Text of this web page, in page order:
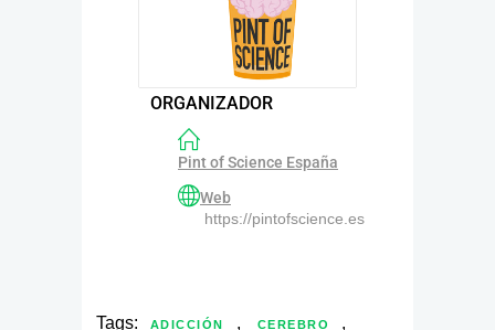
ORGANIZADOR
Pint of Science España
Web
https://pintofscience.es
Tags: ADICCIÓN , CEREBRO ,